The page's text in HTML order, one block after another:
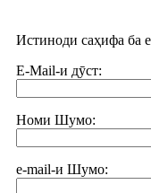
Истиноди саҳифа ба
E-Mail-и дӯст:
Номи Шумо:
e-mail-и Шумо: